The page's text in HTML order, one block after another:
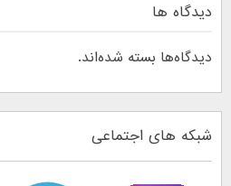
دیدگاه ها
دیدگاه‌ها بسته شده‌اند.
شبکه های اجتماعی